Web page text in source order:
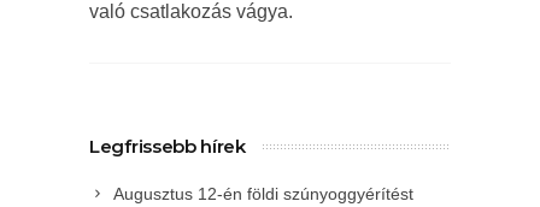
való csatlakozás vágya.
Legfrissebb hírek
Augusztus 12-én földi szúnyoggyérítést